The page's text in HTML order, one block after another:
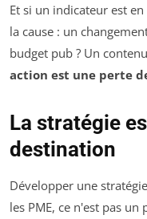
Et si un indicateur est
la cause : un
budget pub ? Un
action est une perte
La stratégie
destination
Développer une
les PME, ce n'est pas